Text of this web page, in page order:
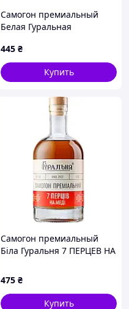
Самогон премиальный
Белая Гуральная
(4820273780241)
445 ₴
Купить
Самогон премиальный
Біла Гуральня 7 ПЕРЦЕВ НА
(4820273780227)
475 ₴
Купить